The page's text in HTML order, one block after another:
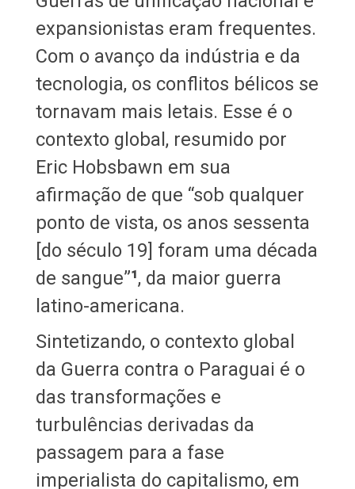
expansionistas eram frequentes.
Com o avanço da indústria e da
tecnologia, os conflitos bélicos se
tornavam mais letais. Esse é o
contexto global, resumido por
Eric Hobsbawn em sua
afirmação de que “sob qualquer
ponto de vista, os anos sessenta
[do século 19] foram uma década
de sangue”¹, da maior guerra
latino-americana.
Sintetizando, o contexto global
da Guerra contra o Paraguai é o
das transformações e
turbulências derivadas da
passagem para a fase
imperialista do capitalismo, em